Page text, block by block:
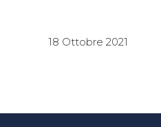
18 Ottobre 2021